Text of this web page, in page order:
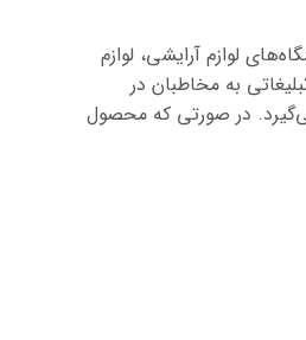
لوازم آرایشی، لوازم
به مخاطبان در
می‌گیرد. در صورتی که محصول